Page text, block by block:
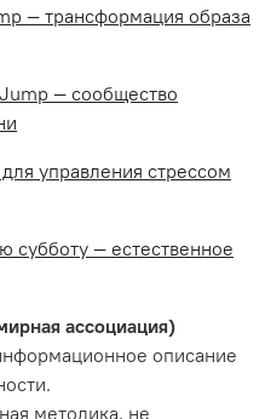
— трансформация образа
— сообщество
управления стрессом
субботу — естественное
ассоциация)
описание
методика, не